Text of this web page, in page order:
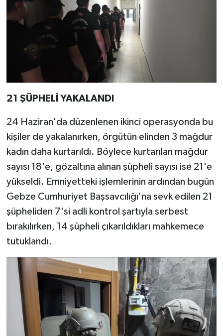
21 ŞÜPHELİ YAKALANDI
24 Haziran'da düzenlenen ikinci operasyonda bu
kişiler de yakalanırken, örgütün elinden 3 mağdur
kadın daha kurtarıldı. Böylece kurtarılan mağdur
sayısı 18'e, gözaltına alınan şüpheli sayısı ise 21'e
yükseldi. Emniyetteki işlemlerinin ardından bugün
Gebze Cumhuriyet Başsavcılığı'na sevk edilen 21
şüpheliden 7'si adli kontrol şartıyla serbest
bırakılırken, 14 şüpheli çıkarıldıkları mahkemece
tutuklandı.